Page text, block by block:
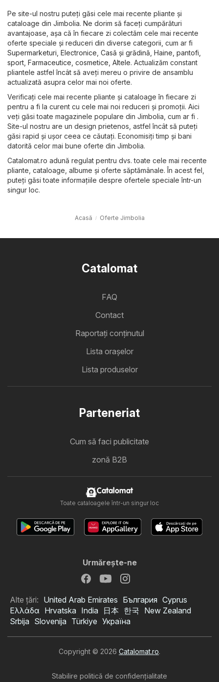
Pe site-ul nostru puteți găsi cele mai recente pliante și
cataloage din Jimbolia. Ne dorim să faceți cumpărături
avantajoase, așa că în fiecare zi colectăm cele mai recente
oferte speciale și reduceri din diverse categorii, cum ar fi
Supermarketuri Electronice Casă și grădină Haine, pantofi,
sport Farmaceutice, cosmetice Altele. Actualizăm constant
pliantele astfel încât să aveți mereu o privire de ansamblu
actualizată asupra celor mai noi oferte.
Verificați cele mai recente pliante și cataloage în fiecare zi
pentru a fi la curent cu cele mai noi reduceri și promoții. Aici
veți găsi toate magazinele populare din Jimbolia, cum ar fi .
Site-ul nostru are un design prietenos, astfel încât să puteți
găsi rapid și ușor ceea ce căutați. Economisiți timp și bani
datorită celor mai bune oferte din Jimbolia.
Catalomat.ro adună regulat pentru dvs. toate cele mai recente
pliante, cataloage, albume și oferte săptămânale. În acest fel,
puteți găsi toate informațiile despre ofertele speciale într-un
singur loc.
Acasă Oferte Jimbolia
Catalomat
FAQ
Contact
Raportați conținutul
Lista oraşelor
Lista produselor
Parteneriat
Cum să faci publicitate
zonă B2B
Catalomat
Toate cataloagele într-un singur loc
Urmăreşte-ne
Alte țări: United Arab Emirates България Cyprus
Ελλάδα Hrvatska India 日本 한국 New Zealand
Srbija Slovenija Türkiye Україна
Copyright © 2026 Catalomat.ro.
Stabilire politică de confidenţialitate